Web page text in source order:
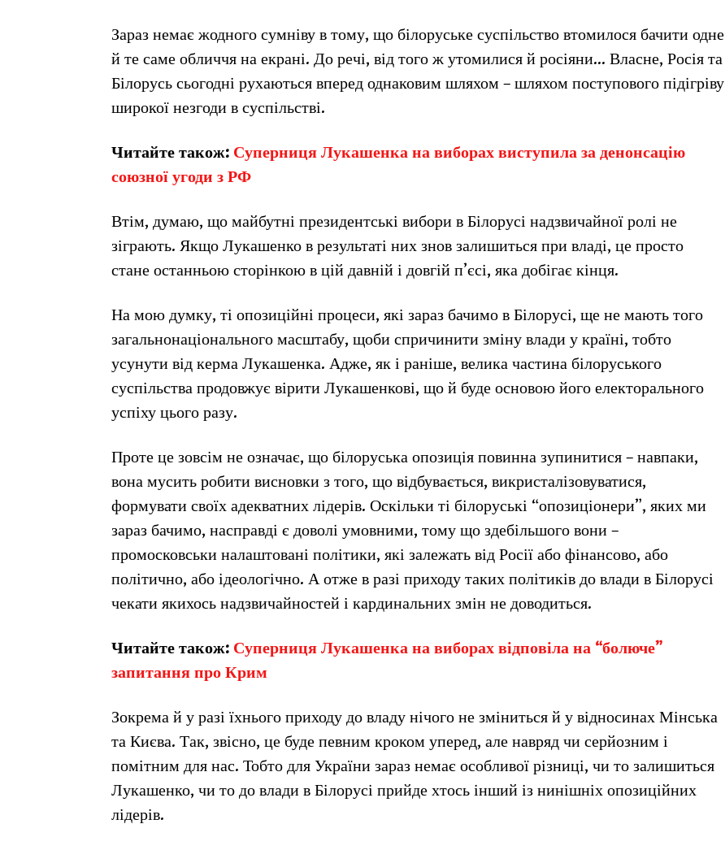
Зараз немає жодного сумніву в тому, що білоруське суспільство втомилося бачити одне
й те саме обличчя на екрані. До речі, від того ж утомилися й росіяни… Власне, Росія та
Білорусь сьогодні рухаються вперед однаковим шляхом – шляхом поступового підігріву
широкої незгоди в суспільстві.
Читайте також: Суперниця Лукашенка на виборах виступила за денонсацію
союзної угоди з РФ
Втім, думаю, що майбутні президентські вибори в Білорусі надзвичайної ролі не
зіграють. Якщо Лукашенко в результаті них знов залишиться при владі, це просто
стане останньою сторінкою в цій давній і довгій п’єсі, яка добігає кінця.
На мою думку, ті опозиційні процеси, які зараз бачимо в Білорусі, ще не мають того
загальнонаціонального масштабу, щоби спричинити зміну влади у країні, тобто
усунути від керма Лукашенка. Адже, як і раніше, велика частина білоруського
суспільства продовжує вірити Лукашенкові, що й буде основою його електорального
успіху цього разу.
Проте це зовсім не означає, що білоруська опозиція повинна зупинитися – навпаки,
вона мусить робити висновки з того, що відбувається, викристалізовуватися,
формувати своїх адекватних лідерів. Оскільки ті білоруські “опозиціонери”, яких ми
зараз бачимо, насправді є доволі умовними, тому що здебільшого вони –
промосковськи налаштовані політики, які залежать від Росії або фінансово, або
політично, або ідеологічно. А отже в разі приходу таких політиків до влади в Білорусі
чекати якихось надзвичайностей і кардинальних змін не доводиться.
Читайте також: Суперниця Лукашенка на виборах відповіла на “болюче”
запитання про Крим
Зокрема й у разі їхнього приходу до владу нічого не зміниться й у відносинах Мінська
та Києва. Так, звісно, це буде певним кроком уперед, але навряд чи серйозним і
помітним для нас. Тобто для України зараз немає особливої різниці, чи то залишиться
Лукашенко, чи то до влади в Білорусі прийде хтось інший із нинішніх опозиційних
лідерів.